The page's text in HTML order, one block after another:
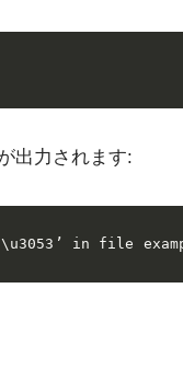
出力されます:
in file